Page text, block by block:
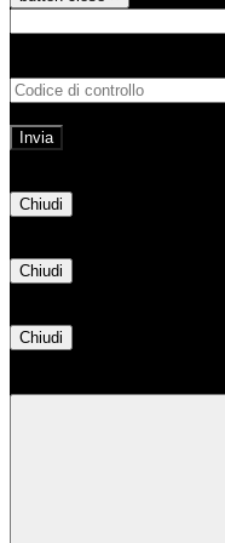
Chiudi
Chiudi
Chiudi